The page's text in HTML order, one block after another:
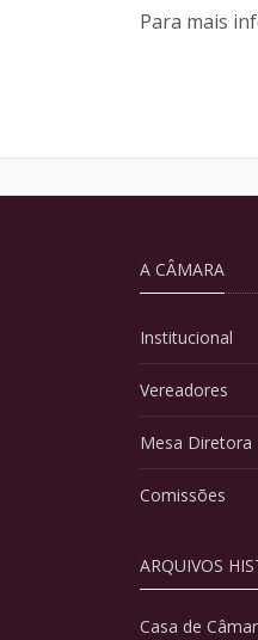
Para mais
A CÂMARA
Institucional
Vereadores
Mesa Diretora
Comissões
ARQUIVOS
Casa de